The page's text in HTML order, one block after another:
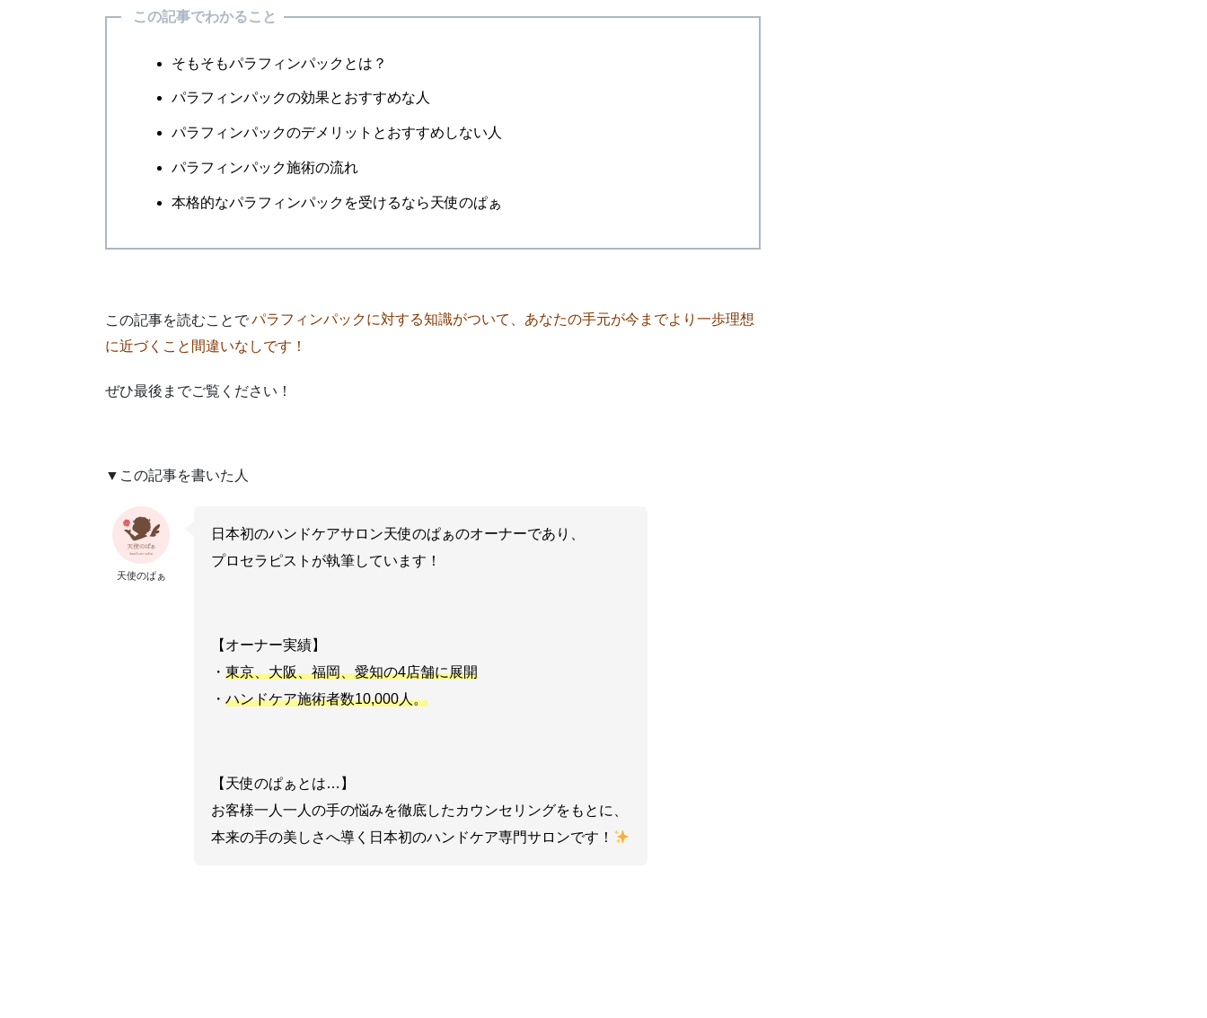
この記事でわかること
そもそもパラフィンパックとは？
パラフィンパックの効果とおすすめな人
パラフィンパックのデメリットとおすすめしない人
パラフィンパック施術の流れ
本格的なパラフィンパックを受けるなら天使のぱぁ
この記事を読むことでパラフィンパックに対する知識がついて、あなたの手元が今までより一歩理想
に近づくこと間違いなしです！
ぜひ最後までご覧ください！
▼この記事を書いた人
天使のぱぁ
日本初のハンドケアサロン天使のぱぁのオーナーであり、
プロセラピストが執筆しています！
【オーナー実績】
・東京、大阪、福岡、愛知の4店舗に展開
・ハンドケア施術者数10,000人。
【天使のぱぁとは…】
お客様一人一人の手の悩みを徹底したカウンセリングをもとに、
本来の手の美しさへ導く日本初のハンドケア専門サロンです！